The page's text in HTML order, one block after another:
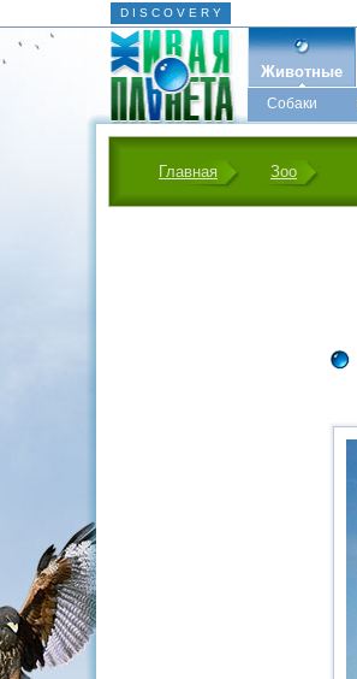
D I S C O V E R Y
Животные
Собаки
Главная Зоо